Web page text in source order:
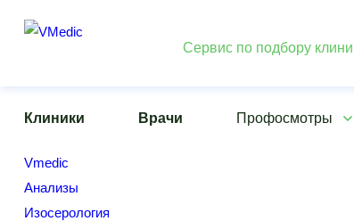
Сервис по подбору
Клиники Врачи Профосмотры
Vmedic
Анализы
Изосерология